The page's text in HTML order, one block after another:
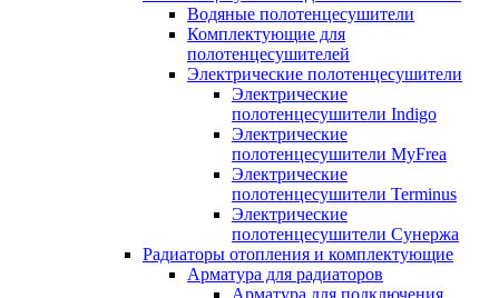
Водяные полотенцесушители
Комплектующие для
полотенцесушителей
Электрические полотенцесушители
Электрические
полотенцесушители Indigo
Электрические
полотенцесушители MyFrea
Электрические
полотенцесушители Terminus
Электрические
полотенцесушители Сунержа
Радиаторы отопления и комплектующие
Арматура для радиаторов